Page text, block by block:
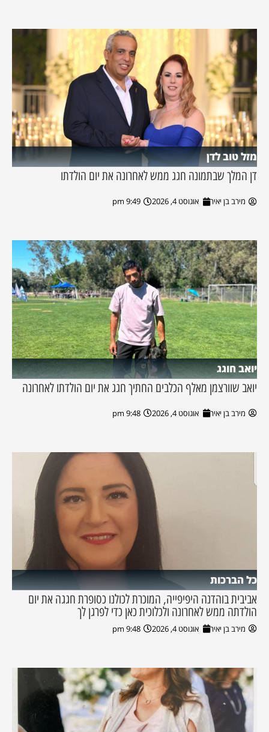
מזל טוב לדן
דן המלך שבתמונה חגג ממש לאחרונה את יום הולדתו
מירב בן יאיר אוגוסט 4, 2026 9:49 pm
יואב חוגג
יואב שוורצמן מאלף הכלבים החתיך חגג את יום הולדתו לאחרונה
מירב בן יאיר אוגוסט 4, 2026 9:48 pm
כל הברכות
אביבית בוהדנה היפיפייה, המוכרת לכולנו כסופרת חגגה את יום
הולדתה ממש לאחרונה ולכלוכית כאן כדי לפרגן לך
מירב בן יאיר אוגוסט 4, 2026 9:48 pm